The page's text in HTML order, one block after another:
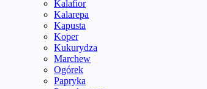
Kalafior
Kalarepa
Kapusta
Koper
Kukurydza
Marchew
Ogórek
Papryka